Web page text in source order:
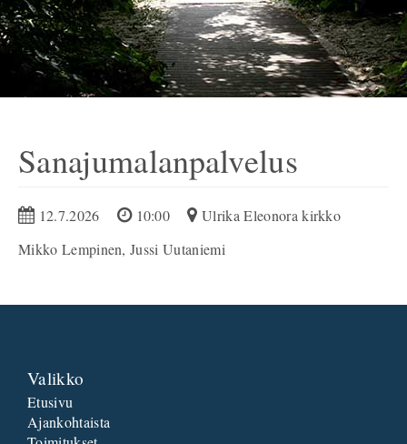
Sanajumalanpalvelus
12.7.2026 10:00
Ulrika Eleonora kirkko
Mikko Lempinen, Jussi Uutaniemi
Valikko
Etusivu
Ajankohtaista